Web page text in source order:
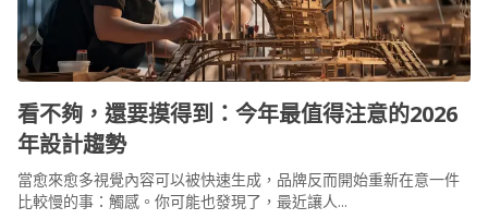
看不夠，還要摸得到：今年最值得注意的2026
年設計趨勢
當愈來愈多視覺內容可以被快速生成，品牌反而開始重新在意一件
比較慢的事：觸感。你可能也發現了，最近讓人...